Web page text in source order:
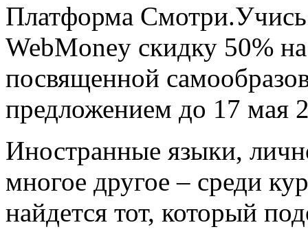
Платформа
WebMoney скидку 50%
посвященной
предложением до 17 мая
Иностранные языки,
многое другое – среди
найдется тот, который